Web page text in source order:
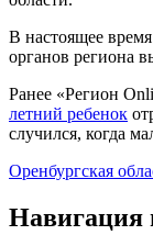
В настоящее
органов региона
Ранее «Регион
летний ребенок
случился, когда
Оренбургская
Навигация